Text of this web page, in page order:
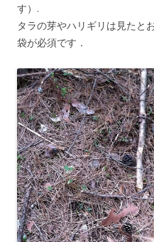
す）.
タラの芽やハリギリは見たと
袋が必須です．